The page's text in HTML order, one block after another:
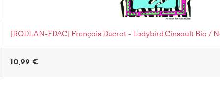
[RODLAN-FDAC] François Ducrot - Ladybird Cinsault Bio /
10,99 €